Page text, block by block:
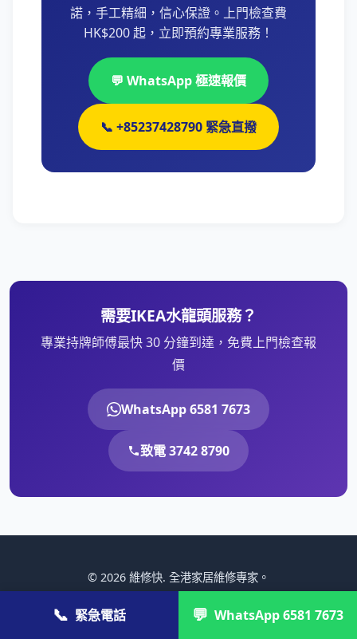
諾，手工精細，信心保證。上門檢查費
HK$200 起，立即預約專業服務！
💬 WhatsApp 極速報價
📞 +85237428790 緊急直撥
需要IKEA水龍頭服務？
專業持牌師傅最快 30 分鐘到達，免費上門檢查報
價
WhatsApp 6581 7673
致電 3742 8790
© 2026 維修快. 全港家居維修專家。
📞 緊急電話 💬 WhatsApp 6581 7673